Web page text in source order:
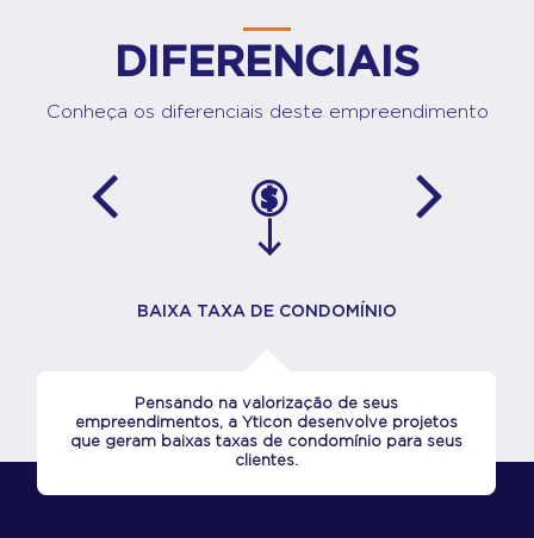
DIFERENCIAIS
Conheça os diferenciais deste empreendimento
BAIXA TAXA DE CONDOMÍNIO
Pensando na valorização de seus
empreendimentos, a Yticon desenvolve projetos
que geram baixas taxas de condomínio para seus
clientes.